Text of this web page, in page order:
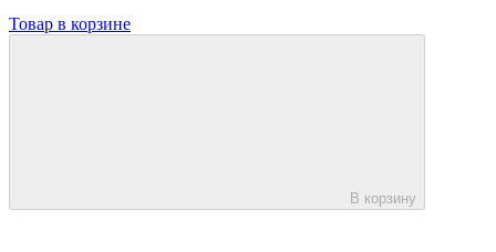
Товар в корзине
В корзину